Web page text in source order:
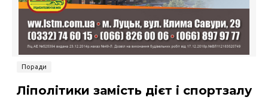
Поради
Ліполітики замість дієт і спортзалу